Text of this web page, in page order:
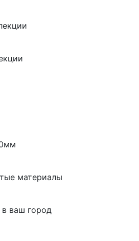
материалы
в ваш город